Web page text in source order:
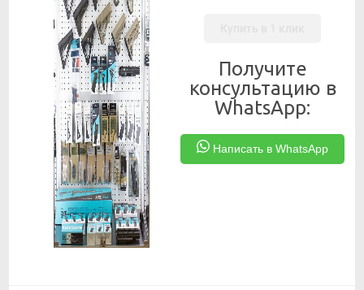
Получите
консультацию в
WhatsApp:
Написать в WhatsApp